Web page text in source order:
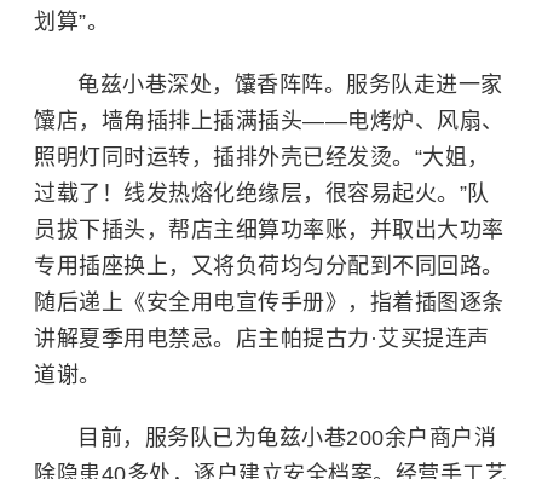
划算”。
龟兹小巷深处，馕香阵阵。服务队走进一家
馕店，墙角插排上插满插头——电烤炉、风扇、
照明灯同时运转，插排外壳已经发烫。“大姐，
过载了！线发热熔化绝缘层，很容易起火。”队
员拔下插头，帮店主细算功率账，并取出大功率
专用插座换上，又将负荷均匀分配到不同回路。
随后递上《安全用电宣传手册》，指着插图逐条
讲解夏季用电禁忌。店主帕提古力·艾买提连声
道谢。
目前，服务队已为龟兹小巷200余户商户消